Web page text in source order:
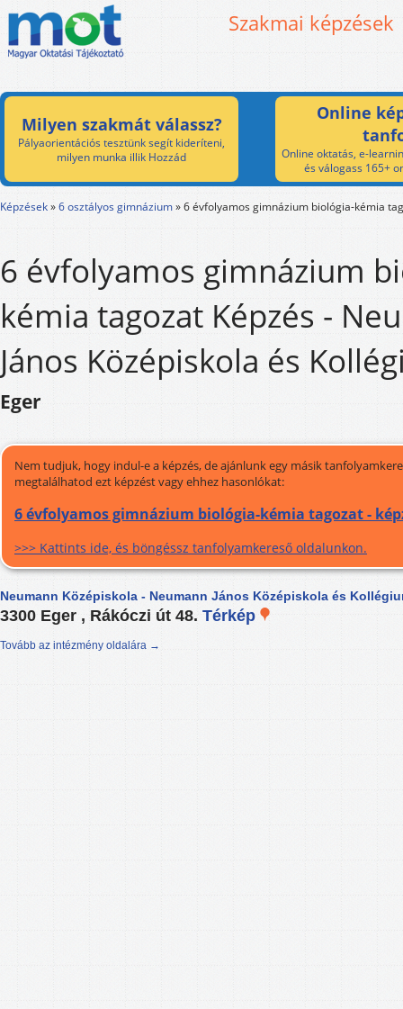
Szakmai képzések
Milyen szakmát válassz?
Pályaorientációs tesztünk segít kideríteni,
milyen munka illik Hozzád
Online
Online oktatás, e-
és válogass 165+
Képzések»6 osztályos gimnázium»6 évfolyamos gimnázium biológia-kémia
6 évfolyamos gimnázium
kémia tagozat Képzés -
János Középiskola és
Eger
Nem tudjuk, hogy indul-e a képzés, de ajánlunk egy másik
megtalálhatod ezt képzést vagy ehhez hasonlókat:
6 évfolyamos gimnázium biológia-kémia tagozat -
>>> Kattints ide, és böngéssz tanfolyamkereső oldalunkon.
Neumann Középiskola - Neumann János Középiskola és
3300 Eger , Rákóczi út 48. Térkép
Tovább az intézmény oldalára →